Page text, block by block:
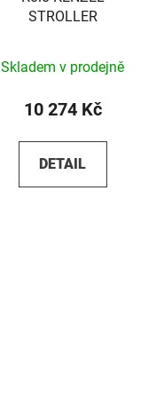
STROLLER
Skladem v prodejně
10 274 Kč
DETAIL